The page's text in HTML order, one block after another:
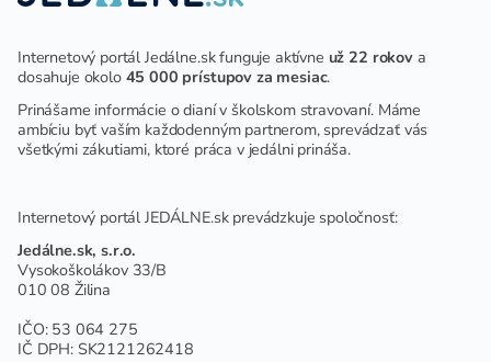
Internetový portál Jedálne.sk funguje aktívne už 22 rokova
dosahuje okolo 45 000 prístupov za mesiac.
Prinášame informácie o dianí v školskom stravovaní. Máme
ambíciu byť vaším každodenným partnerom, sprevádzať vás
všetkými zákutiami, ktoré práca v jedálni prináša.
Internetový portál JEDÁLNE.sk prevádzkuje spoločnosť:
Jedálne.sk, s.r.o.
Vysokoškolákov 33/B
010 08 Žilina
IČO: 53 064 275
IČ DPH: SK2121262418